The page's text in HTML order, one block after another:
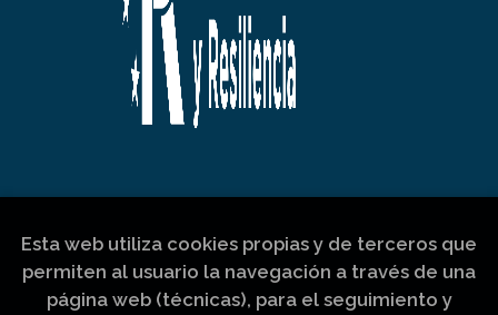
Esta web utiliza cookies propias y de terceros que
permiten al usuario la navegación a través de una
página web (técnicas), para el seguimiento y